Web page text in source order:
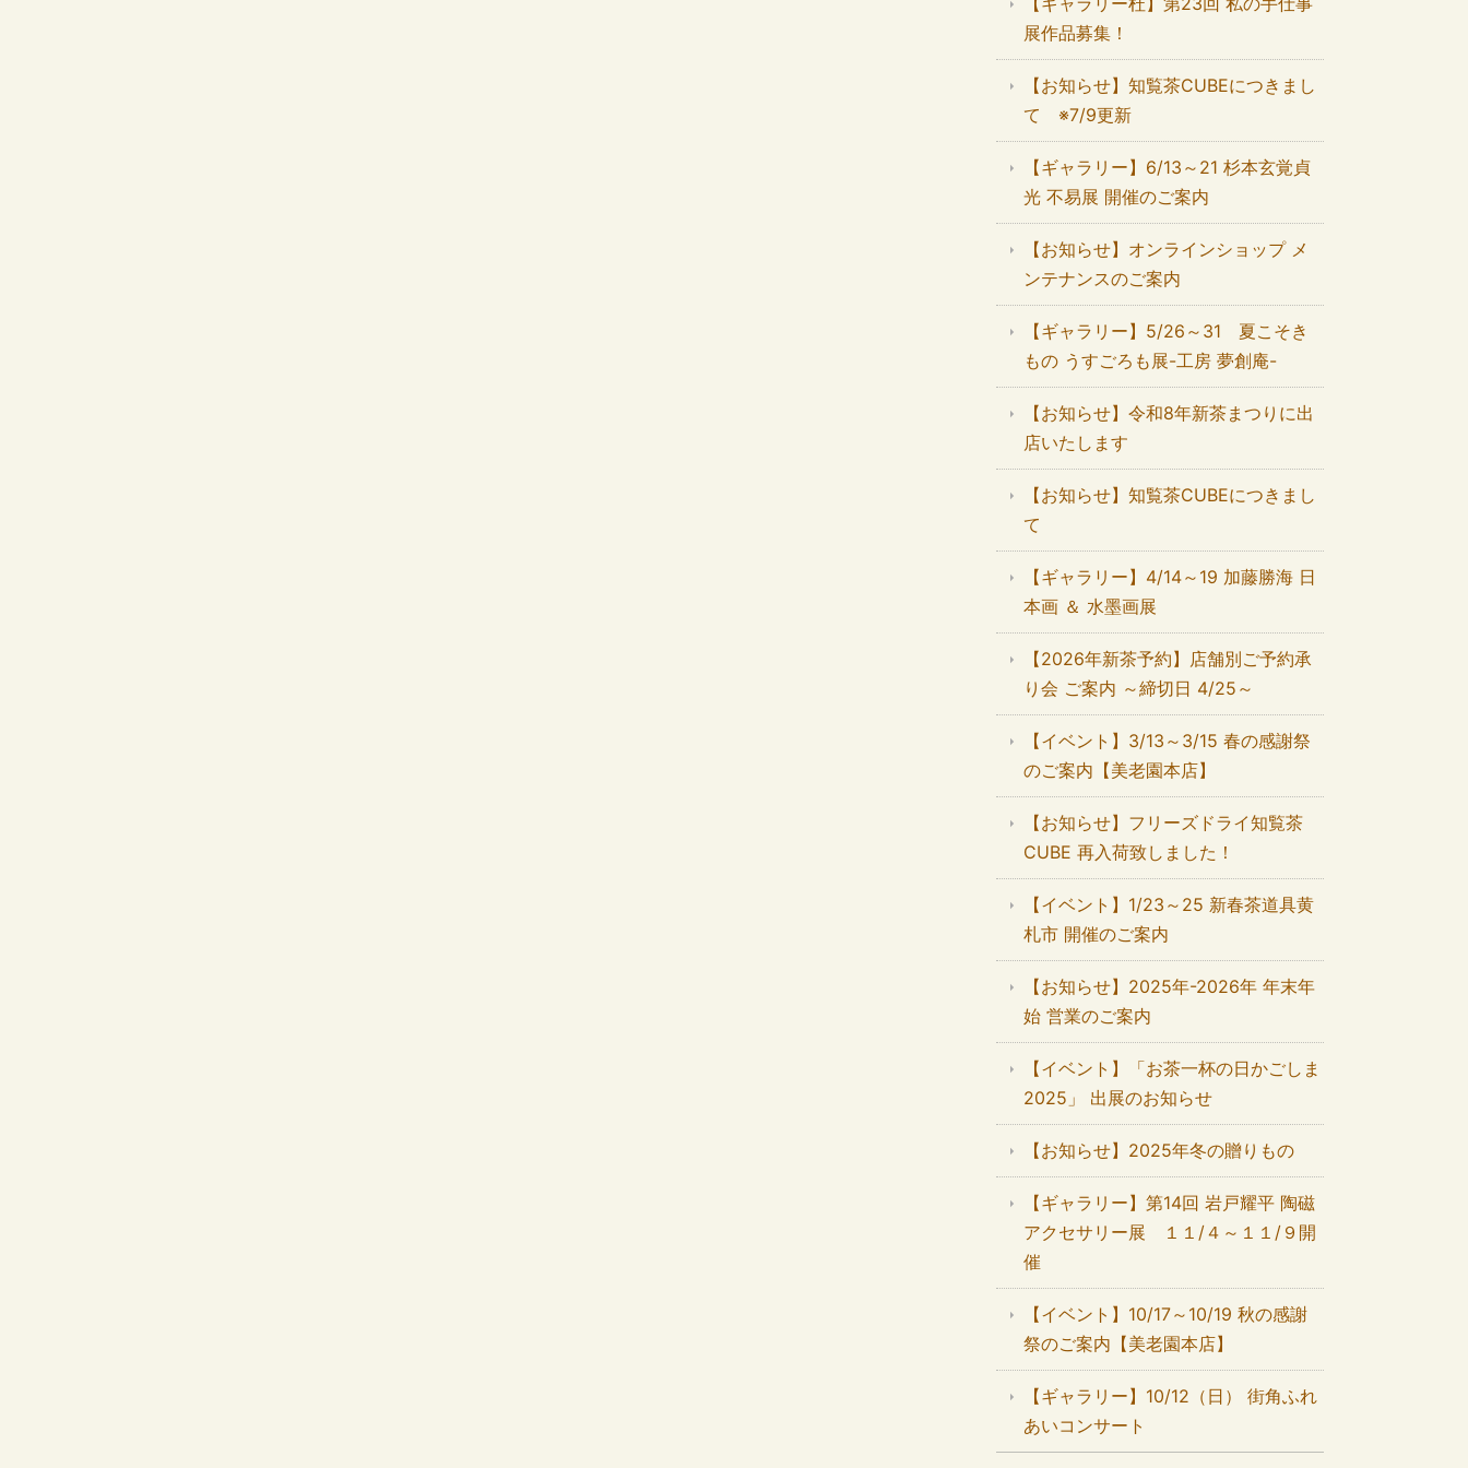
展作品募集！
【お知らせ】知覧茶CUBEにつきまし
て ※7/9更新
【ギャラリー】6/13～21 杉本玄覚貞
光 不易展 開催のご案内
【お知らせ】オンラインショップ メ
ンテナンスのご案内
【ギャラリー】5/26～31 夏こそき
もの うすごろも展-工房 夢創庵-
【お知らせ】令和8年新茶まつりに出
店いたします
【お知らせ】知覧茶CUBEにつきまし
て
【ギャラリー】4/14～19 加藤勝海 日
本画 ＆ 水墨画展
【2026年新茶予約】店舗別ご予約承
り会 ご案内 ～締切日 4/25～
【イベント】3/13～3/15 春の感謝祭
のご案内【美老園本店】
【お知らせ】フリーズドライ知覧茶
CUBE 再入荷致しました！
【イベント】1/23～25 新春茶道具黄
札市 開催のご案内
【お知らせ】2025年-2026年 年末年
始 営業のご案内
【イベント】「お茶一杯の日かごしま
2025」 出展のお知らせ
【お知らせ】2025年冬の贈りもの
【ギャラリー】第14回 岩戸耀平 陶磁
アクセサリー展 １１/４～１１/９開
催
【イベント】10/17～10/19 秋の感謝
祭のご案内【美老園本店】
【ギャラリー】10/12（日） 街角ふれ
あいコンサート